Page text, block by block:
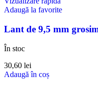
Adaugă la favorite
Lant de 9,5 mm
În stoc
30,60 lei
Adaugă în coș